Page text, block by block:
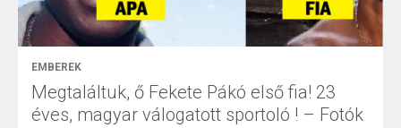
EMBEREK
Megtaláltuk, ő Fekete Pákó első fia! 23
éves, magyar válogatott sportoló ! – Fotók